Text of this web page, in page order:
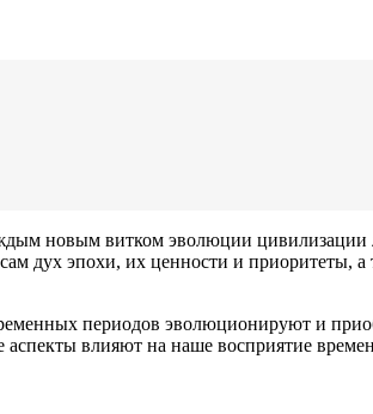
новым витком эволюции цивилизации
дух эпохи, их ценности и приоритеты, а
периодов эволюционируют и
влияют на наше восприятие